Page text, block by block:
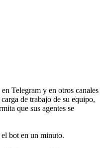
Telegram y en otros canales
de trabajo de su equipo,
que sus agentes se
bot en un minuto.